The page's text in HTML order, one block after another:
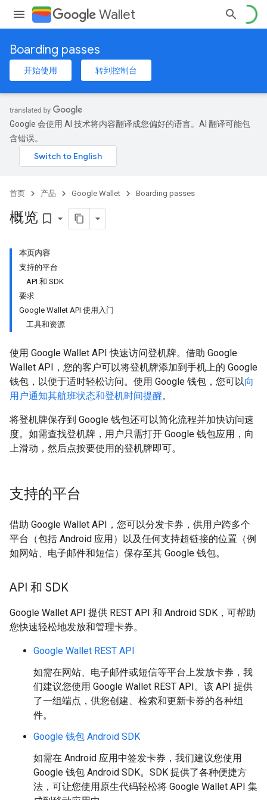
Wallet
Boarding passes
开始使用 转到控制台
Google 会使用 AI 技术将内容翻译成您偏好的语言。AI 翻译可能包
含错误。
首页 产品 Google Wallet Boarding passes
概览 bookmark_border
本页内容
支持的平台
API 和 SDK
要求
Google Wallet API 使用入门
工具和资源
使用 Google Wallet API 快速访问登机牌。借助 Google
Wallet API，您的客户可以将登机牌添加到手机上的 Google
钱包，以便于适时轻松访问。使用 Google 钱包，您可以向
用户通知其航班状态和登机时间提醒。
将登机牌保存到 Google 钱包还可以简化流程并加快访问速
度。如需查找登机牌，用户只需打开 Google 钱包应用，向
上滑动，然后点按要使用的登机牌即可。
支持的平台
借助 Google Wallet API，您可以分发卡券，供用户跨多个
平台（包括 Android 应用）以及任何支持超链接的位置（例
如网站、电子邮件和短信）保存至其 Google 钱包。
API 和 SDK
Google Wallet API 提供 REST API 和 Android SDK，可帮助
您快速轻松地发放和管理卡券。
Google Wallet REST API
如需在网站、电子邮件或短信等平台上发放卡券，我
们建议您使用 Google Wallet REST API。该 API 提供
了一组端点，供您创建、检索和更新卡券的各种组
件。
Google 钱包 Android SDK
如需在 Android 应用中签发卡券，我们建议您使用
Google 钱包 Android SDK。SDK 提供了各种便捷方
法，可让您使用原生代码轻松将 Google Wallet API 集